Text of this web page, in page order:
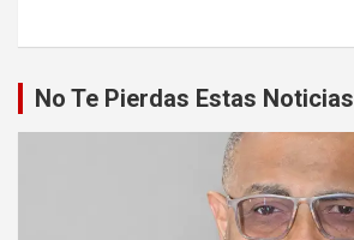
No Te Pierdas Estas Noticias